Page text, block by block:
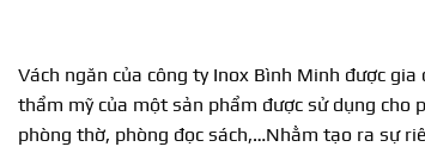
Vách ngăn của công ty Inox Bình Minh được
thẩm mỹ của một sản phẩm được sử dụng cho
phòng thờ, phòng đọc sách,…Nhằm tạo ra sự